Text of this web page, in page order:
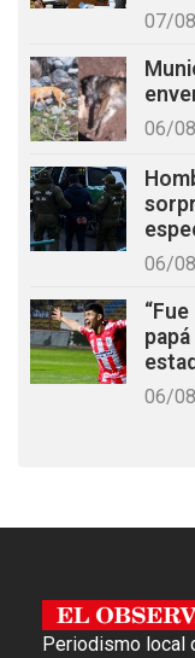
07/
06/
06/
06/
Periodismo local